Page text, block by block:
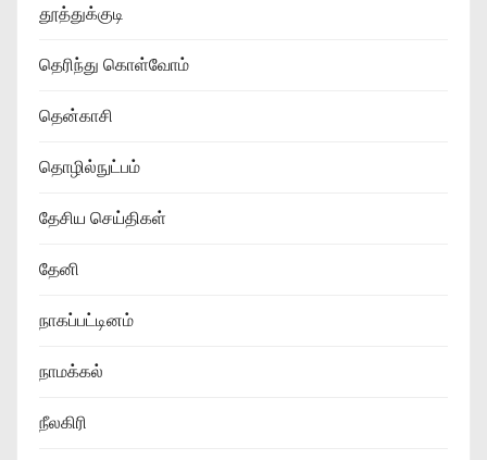
தூத்துக்குடி
தெரிந்து கொள்வோம்
தென்காசி
தொழில்நுட்பம்
தேசிய செய்திகள்
தேனி
நாகப்பட்டினம்
நாமக்கல்
நீலகிரி